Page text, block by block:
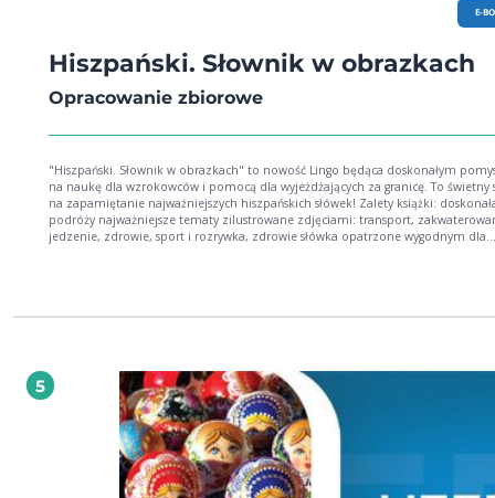
E-
Hiszpański. Słownik w obrazkach
Opracowanie zbiorowe
"Hiszpański. Słownik w obrazkach" to nowość Lingo będąca doskonałym
na naukę dla wzrokowców i pomocą dla wyjeżdżających za granicę. To świetny
na zapamiętanie najważniejszych hiszpańskich słówek! Zalety książki: doskonała w
podróży najważniejsze tematy zilustrowane zdjęciami: transport, zakwaterowanie,
jedzenie, zdrowie, sport i rozrywka, zdrowie słówka opatrzone wygodnym dla
5